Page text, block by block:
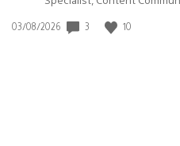
Date
03/08/2026 3 10